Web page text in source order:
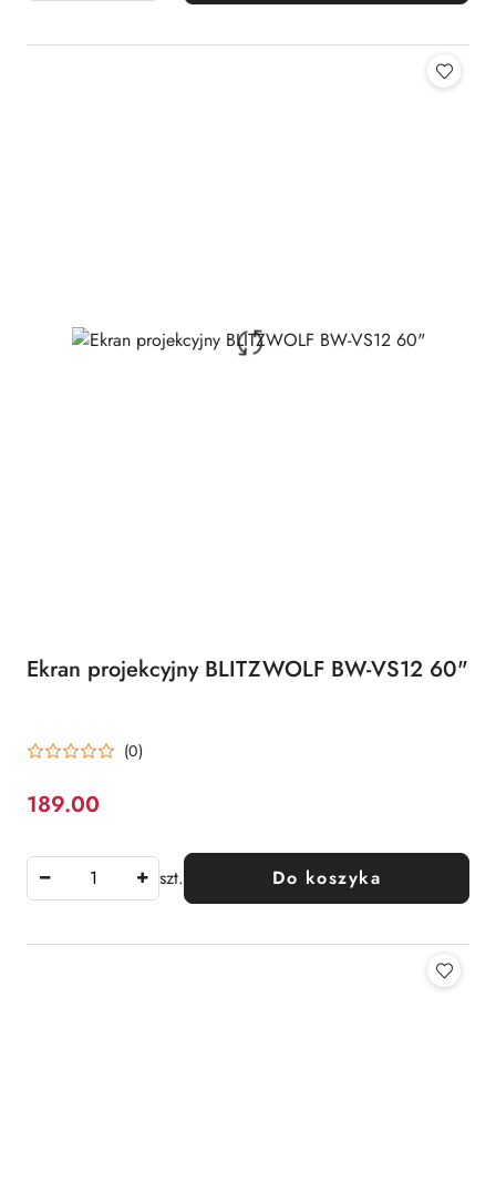
Ekran projekcyjny BLITZWOLF BW-VS12 60"
(0)
Cena:
189.00
szt. Do koszyka